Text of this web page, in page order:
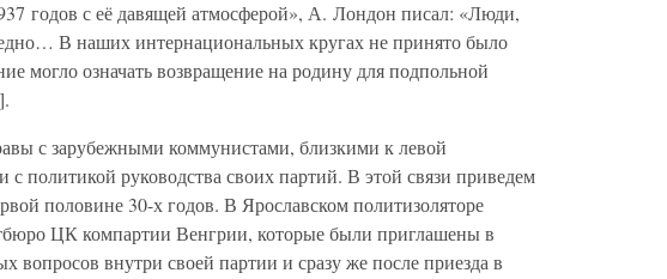
годов с её давящей атмосферой», А. Лондон писал: «Люди,
В наших интернациональных кругах не принято было
могло означать возвращение на родину для подпольной
с зарубежными коммунистами, близкими к левой
политикой руководства своих партий. В этой связи приведем
половине 30-х годов. В Ярославском политизоляторе
ЦК компартии Венгрии, которые были приглашены в
внутри своей партии и сразу же после приезда в